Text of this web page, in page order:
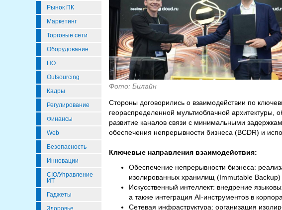
Рынок ПК
Маркетинг
Торговые сети
Оборудование
ПО
Outsourcing
Кадры
Регулирование
Финансы
Web
Безопасность
Инновации
CIO/Управление
ИТ
Гаджеты
Здоровье
Фото: Билайн
Стороны договорились о взаимодействии по
геораспределенной мультиоблачной
развитие каналов связи с минимальными
обеспечения непрерывности бизнеса (BCDR) и
Ключевые направления взаимодействия:
Обеспечение непрерывности бизнеса:
изолированных хранилищ (Immutable
Искусственный интеллект: внедрение
а также интеграция AI-инструментов в
Сетевая инфраструктура: организация